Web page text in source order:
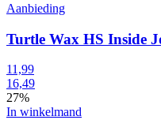
Aanbieding
Turtle Wax HS Inside
11,99
16,49
27%
In winkelmand